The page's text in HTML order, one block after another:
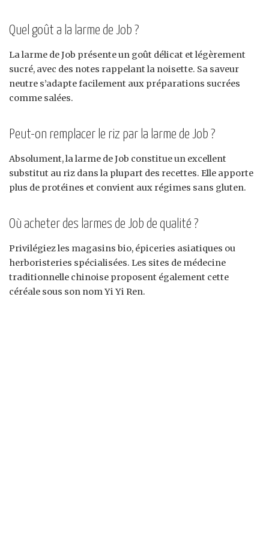
Quel goût a la larme de Job ?
La larme de Job présente un goût délicat et légèrement
sucré, avec des notes rappelant la noisette. Sa saveur
neutre s’adapte facilement aux préparations sucrées
comme salées.
Peut-on remplacer le riz par la larme de Job ?
Absolument, la larme de Job constitue un excellent
substitut au riz dans la plupart des recettes. Elle apporte
plus de protéines et convient aux régimes sans gluten.
Où acheter des larmes de Job de qualité ?
Privilégiez les magasins bio, épiceries asiatiques ou
herboristeries spécialisées. Les sites de médecine
traditionnelle chinoise proposent également cette
céréale sous son nom Yi Yi Ren.